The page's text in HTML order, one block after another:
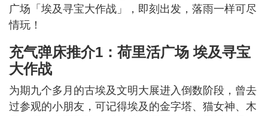
广场「埃及寻宝大作战」，即刻出发，落雨一样可尽
情玩！
充气弹床推介1：荷里活广场 埃及寻宝
大作战
为期九个多月的古埃及文明大展进入倒数阶段，曾去
过参观的小朋友，可记得埃及的金字塔、猫女神、木